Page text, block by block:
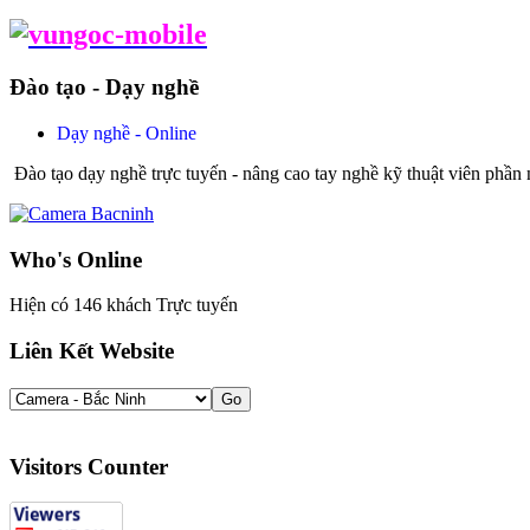
Đào tạo - Dạy nghề
Dạy nghề - Online
Đào tạo dạy nghề trực tuyến - nâng cao tay nghề kỹ thuật viên phần
Who's Online
Hiện có 146 khách Trực tuyến
Liên Kết Website
Visitors Counter